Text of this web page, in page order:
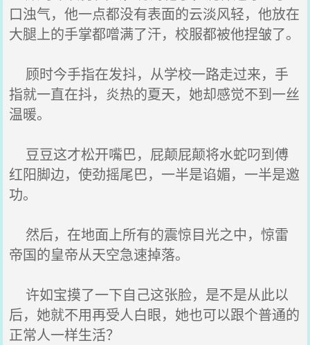
口浊气，他一点都没有表面的云淡风轻，他放在
大腿上的手掌都噌满了汗，校服都被他捏皱了。
顾时今手指在发抖，从学校一路走过来，手
指就一直在抖，炎热的夏天，她却感觉不到一丝
温暖。
豆豆这才松开嘴巴，屁颠屁颠将水蛇叼到傅
红阳脚边，使劲摇尾巴，一半是谄媚，一半是邀
功。
然后，在地面上所有的震惊目光之中，惊雷
帝国的皇帝从天空急速掉落。
许如宝摸了一下自己这张脸，是不是从此以
后，她就不用再受人白眼，她也可以跟个普通的
正常人一样生活？